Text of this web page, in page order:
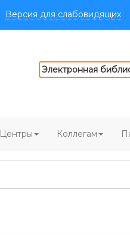
Версия для слабовидящих
Электронная
Центры Коллегам